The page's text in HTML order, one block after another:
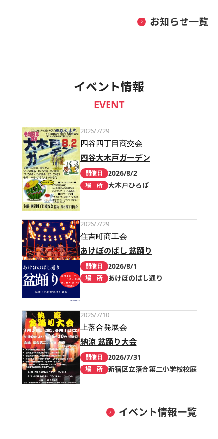
お知らせ一覧
イベント情報
EVENT
2026/7/29
四谷四丁目商交会
四谷大木戸ガーデン
開催日 2026/8/2
場 所 大木戸ひろば
2026/7/29
住吉町商工会
あけぼのばし 盆踊り
開催日 2026/8/1
場 所 あけぼのばし通り
2026/7/10
上落合発展会
納涼 盆踊り大会
開催日 2026/7/31
場 所 新宿区立落合第二小学校校庭
イベント情報一覧